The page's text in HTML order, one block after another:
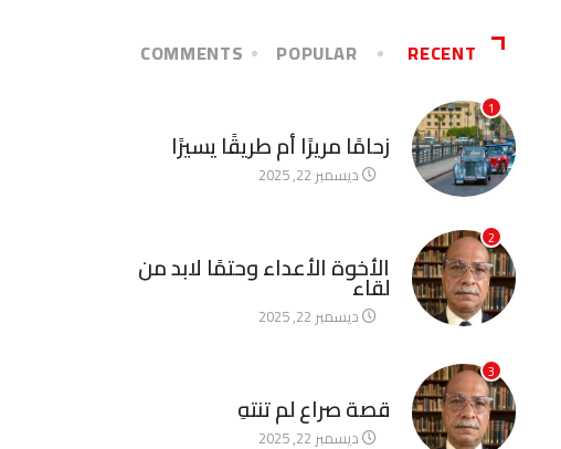
RECENT
POPULAR
COMMENTS
1
زحامًا مريرًا أم طريقًا يسيرًا
ديسمبر 22, 2025
2
الأخوة الأعداء وحتمًا لابد من
لقاء
ديسمبر 22, 2025
3
قصة صراع لم تنتهِ
ديسمبر 22, 2025